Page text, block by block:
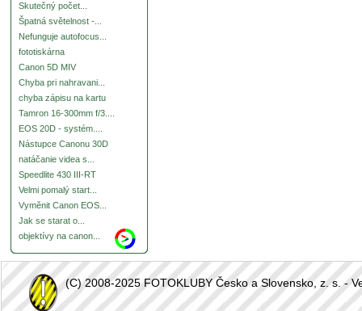
Skutečný počet...
Špatná světelnost -...
Nefunguje autofocus...
fototiskárna
Canon 5D MIV
Chyba pri nahravani...
chyba zápisu na kartu
Tamron 16-300mm f/3....
EOS 20D - systém....
Nástupce Canonu 30D
natáčanie videa s...
Speedlite 430 III-RT
Velmi pomalý start...
Vyměnit Canon EOS...
Jak se starat o...
objektívy na canon...
(C) 2008-2025 FOTOKLUBY Česko a Slovensko, z. s. -